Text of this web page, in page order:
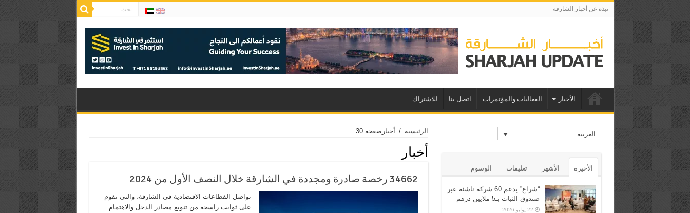
نبذة عن أخبار الشارقة
الأخبار الفعاليات والمؤتمرات اتصل بنا للاشتراك
الرئيسية / أخبار صفحه 30
أخبار
34662 رخصة صادرة ومجددة في الشارقة خلال النصف الأول من 2024
تواصل القطاعات الاقتصادية في الشارقة، والتي تقوم
على ثوابت راسخة من تنويع مصادر الدخل والاهتمام
العربية
الأخيرة الأشهر تعليقات الوسوم
“شراع” يدعم 60 شركة ناشئة عبر
صندوق الثبات بـ5 ملايين درهم
22 يوليو 2026